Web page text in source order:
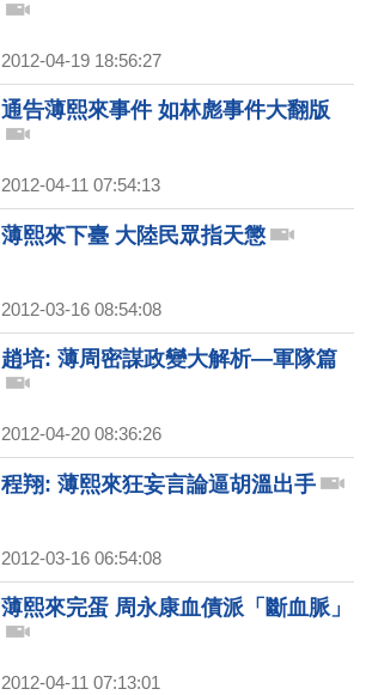
2012-04-19 18:56:27
通告薄熙來事件 如林彪事件大翻版
2012-04-11 07:54:13
薄熙來下臺 大陸民眾指天懲
2012-03-16 08:54:08
趙培: 薄周密謀政變大解析—軍隊篇
2012-04-20 08:36:26
程翔: 薄熙來狂妄言論逼胡溫出手
2012-03-16 06:54:08
薄熙來完蛋 周永康血債派「斷血脈」
2012-04-11 07:13:01